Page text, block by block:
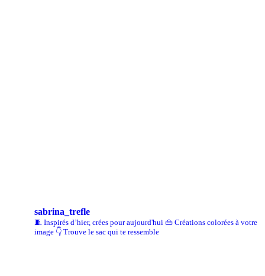
sabrina_trefle
🧵 Inspirés d’hier, crées pour aujourd'hui 👜 Créations colorées à votre
image 👇 Trouve le sac qui te ressemble